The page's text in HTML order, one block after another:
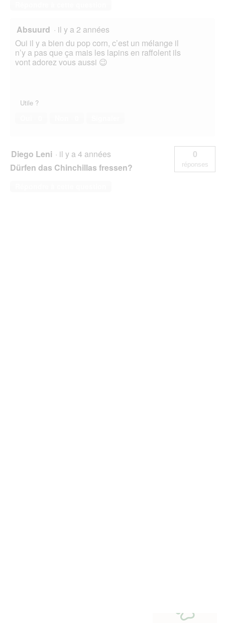
Absuurd · il y a 2 années
Oui il y a bien du pop corn, c’est un mélange il
n’y a pas que ça mais les lapins en raffolent ils
vont adorez vous aussi 😉
Utile ?
Diego Leni · il y a 4 années
Dürfen das Chinchillas fressen?
0
réponses